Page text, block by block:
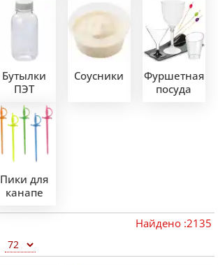
Бутылки
ПЭТ
Соусники
Фуршетная
посуда
Пики для
канапе
Найдено :2135